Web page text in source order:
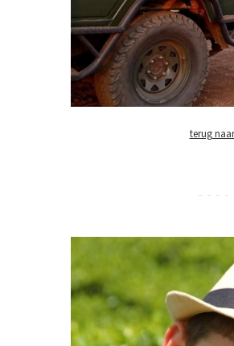
terug
- - -